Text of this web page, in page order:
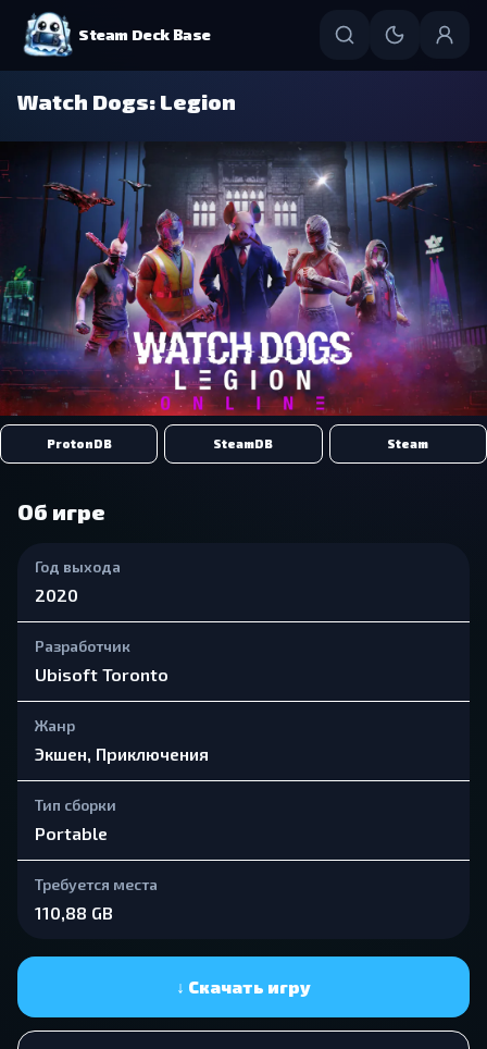
Steam Deck Base
Watch Dogs: Legion
ProtonDB SteamDB Steam
Об игре
Год выхода
2020
Разработчик
Ubisoft Toronto
Жанр
Экшен, Приключения
Тип сборки
Portable
Требуется места
110,88 GB
↓ Скачать игру